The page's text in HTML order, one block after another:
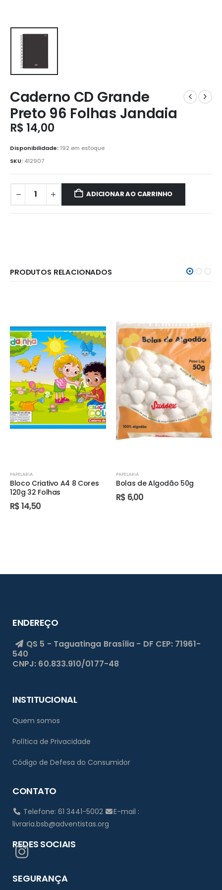
Caderno CD Grande
Preto 96 Folhas Jandaia
R$ 14,00
Disponibilidade: 192 em estoque
SKU: 412907
ADICIONAR AO CARRINHO
PRODUTOS RELACIONADOS
PAPELARIA
Bloco Criativo A4 8 Cores
120g 32 Folhas
R$14,50
PAPELARIA
Bolas de Algodão 50g
R$ 6,00
ENDEREÇO
QS 5 - Taguatinga Brasília - DF CEP: 71961-
540
CNPJ: 60.833.910/0177-48
INSTITUCIONAL
Quem somos
Política de Privacidade
Código de Defesa do Consumidor
CONTATO
Telefone: 61 3441-5002
E-mail :
livraria.bsb@adventistas.org
REDES SOCIAIS
SEGURANÇA